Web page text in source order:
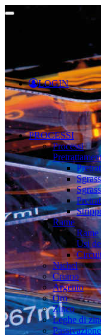
LOGIN
PROCESSI
Processi
Rame
Rame
Usi
Nichel
Cromo
Argento
Oro
Zinco
Leghe di